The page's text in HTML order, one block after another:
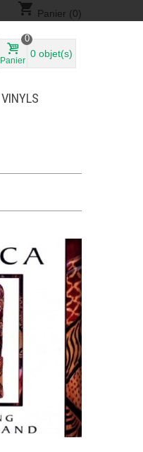
shopping_cart Panier (0)
Panier
0
0 objet(s)
VINYLS